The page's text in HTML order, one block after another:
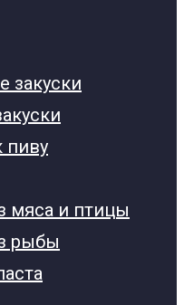
закуски
пиву
мяса и птицы
рыбы